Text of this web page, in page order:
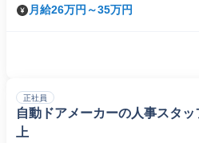
月給26万円～35万円
正社員
自動ドアメーカーの人事スタ
上